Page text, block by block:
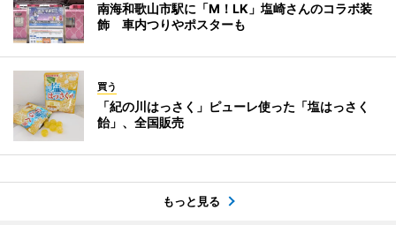
南海和歌山市駅に「M！LK」塩崎さんのコラボ装
飾 車内つりやポスターも
買う
「紀の川はっさく」ピューレ使った「塩はっさく
飴」、全国販売
もっと見る